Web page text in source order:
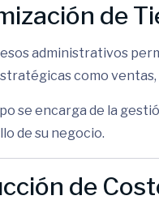
de
administrativos
como
se encarga de la
de su negocio.
de